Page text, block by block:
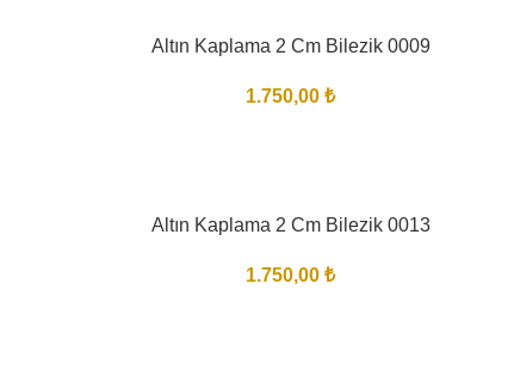
Altın Kaplama 2 Cm Bilezik 0009
1.750,00₺
Altın Kaplama 2 Cm Bilezik 0013
1.750,00₺